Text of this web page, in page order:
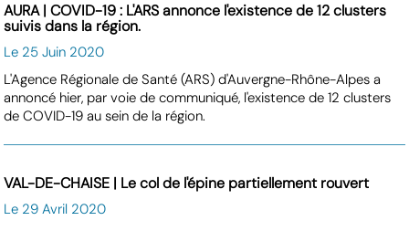
AURA | COVID-19 : L'ARS annonce l'existence de 12 clusters
suivis dans la région.
Le 25 Juin 2020
L'Agence Régionale de Santé (ARS) d'Auvergne-Rhône-Alpes a
annoncé hier, par voie de communiqué, l'existence de 12 clusters
de COVID-19 au sein de la région.
VAL-DE-CHAISE | Le col de l'épine partiellement rouvert
Le 29 Avril 2020